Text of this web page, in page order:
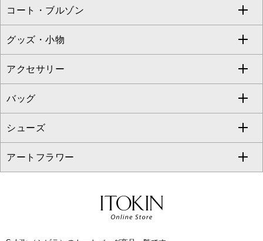
カーディガン
アンサンブルセット
ベスト・ジレ
パーカー
タンクトップ・キャミソール
スウェット・ジャージー
チュニック
ジャンパースカート
その他のワンピース・ドレス
クロップド・半端丈パンツ
ガウチョ・ワイドパンツ
ハーフ・ショート丈パンツ
サロペット・オールインワン
その他のパンツ
ロング・マキシ丈スカート
ひざ丈スカート
ミモレ丈スカート
ショート・ミニ丈スカート
その他のスカート
すべてのジャケット・スーツ
テーラードジャケット
ノーカラージャケット
セットアップ
セットアップジャケット
セットアップパンツ
セットアップワンピース
コート・ブルゾン
すべてのコート・ブルゾン
トレンチコート
ピーコート
ダッフルコート
チェスターコート
グッズ・小物
すべてのグッズ・小物
マスク
ストール・マフラー・スヌード
ベルト・サスペンダー
アクセサリー
すべてのアクセサリー
ネックレス
ピアス・イヤリング
ブローチ・コサージュ
バッグ
すべてのバッグ
トートバッグ
シューズ
すべてのシューズ
アートフラワー